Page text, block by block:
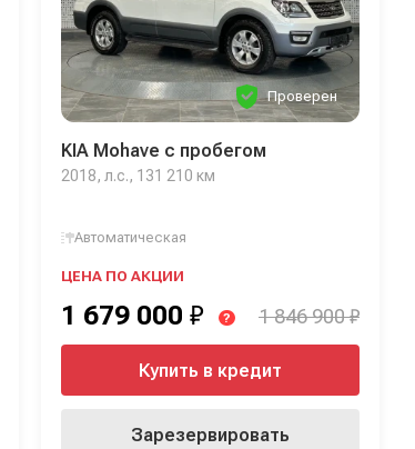
Проверен
KIA Mohave с пробегом
2018, л.с., 131 210 км
Автоматическая
ЦЕНА ПО АКЦИИ
1 679 000 ₽ ? 1 846 900 ₽
Купить в кредит
Зарезервировать